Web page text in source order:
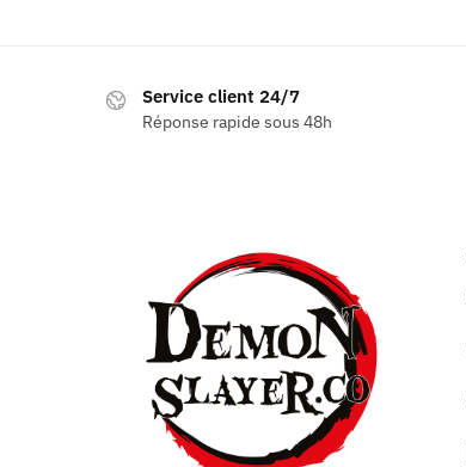
Service client 24/7
Réponse rapide sous 48h